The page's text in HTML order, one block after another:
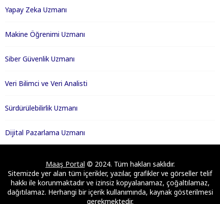
Yapay Zeka Uzmanı
Makine Öğrenimi Uzmanı
Siber Güvenlik Uzmanı
Veri Bilimci ve Veri Analisti
Sürdürülebilirlik Uzmanı
Dijital Pazarlama Uzmanı
Maaş Portal © 2024. Tüm hakları saklıdır.
Sitemizde yer alan tüm içerikler, yazılar, grafikler ve görseller telif
hakkı ile korunmaktadır ve izinsiz kopyalanamaz, çoğaltılamaz,
dağıtılamaz. Herhangi bir içerik kullanımında, kaynak gösterilmesi
gerekmektedir.